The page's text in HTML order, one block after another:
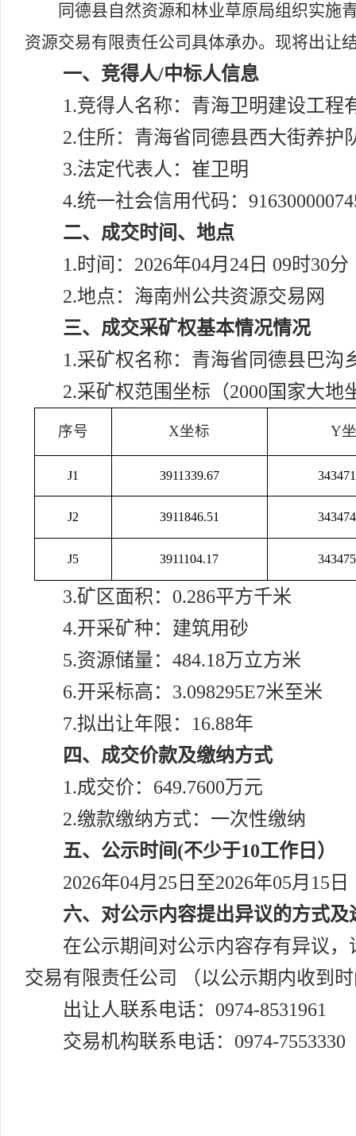
同德县自然资源和林业草原局组织实施
资源交易有限责任公司具体承办。现将出让
一、竞得人/中标人信息
1.竞得人名称：青海卫明建设工程
2.住所：青海省同德县西大街养护
3.法定代表人：崔卫明
4.统一社会信用代码：
二、成交时间、地点
1.时间：2026年04月24日 09时30分
2.地点：海南州公共资源交易网
三、成交采矿权基本情况情况
1.采矿权名称：青海省同德县巴沟
2.采矿权范围坐标（2000国家大地
序号 X坐标 Y
J1 3911339.67
J2 3911846.51
J5 3911104.17
3.矿区面积：0.286平方千米
4.开采矿种：建筑用砂
5.资源储量：484.18万立方米
6.开采标高：3.098295E7米至米
7.拟出让年限：16.88年
四、成交价款及缴纳方式
1.成交价：649.7600万元
2.缴款缴纳方式：一次性缴纳
五、公示时间(不少于10工作日）
2026年04月25日至2026年05月15日
六、对公示内容提出异议的方式及
在公示期间对公示内容存有异议
交易有限责任公司 （以公示期内收到
出让人联系电话：0974-8531961
交易机构联系电话：0974-7553330